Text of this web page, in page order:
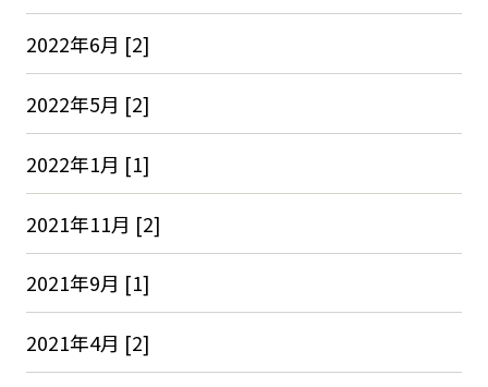
2022年6月 [2]
2022年5月 [2]
2022年1月 [1]
2021年11月 [2]
2021年9月 [1]
2021年4月 [2]